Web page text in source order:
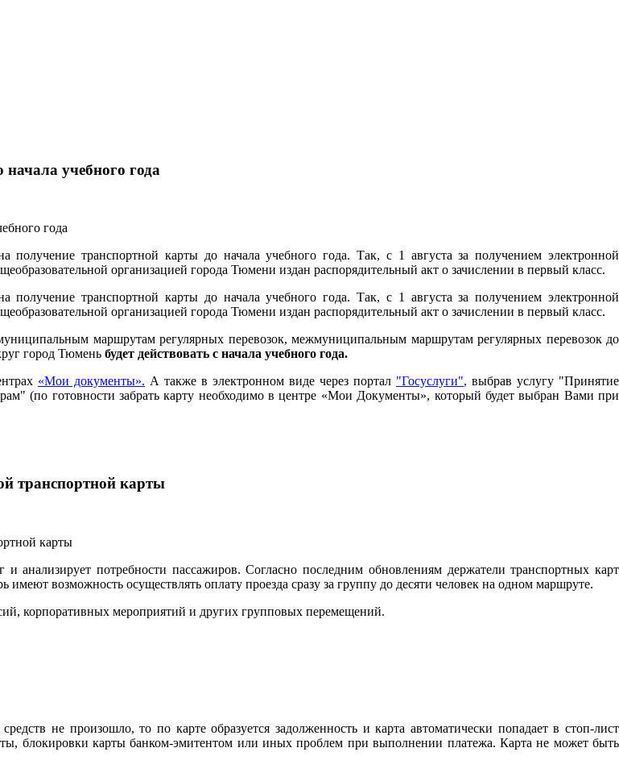
учебного года
транспортной карты до начала учебного года. Так, с 1 августа за получением электронной
организацией города Тюмени издан распорядительный акт о зачислении в первый класс.
транспортной карты до начала учебного года. Так, с 1 августа за получением электронной
организацией города Тюмени издан распорядительный акт о зачислении в первый класс.
маршрутам регулярных перевозок, межмуниципальным маршрутам регулярных перевозок до
город Тюмень будет действовать с начала учебного года.
«Мои документы». А также в электронном виде через портал "Госуслуги", выбрав услугу "Принятие
(по готовности забрать карту необходимо в центре «Мои Документы», который будет выбран Вами при
транспортной карты
потребности пассажиров. Согласно последним обновлениям держатели транспортных карт
возможность осуществлять оплату проезда сразу за группу до десяти человек на одном маршруте.
корпоративных мероприятий и других групповых перемещений.
не произошло, то по карте образуется задолженность и карта автоматически попадает в стоп-лист
блокировки карты банком-эмитентом или иных проблем при выполнении платежа. Карта не может быть